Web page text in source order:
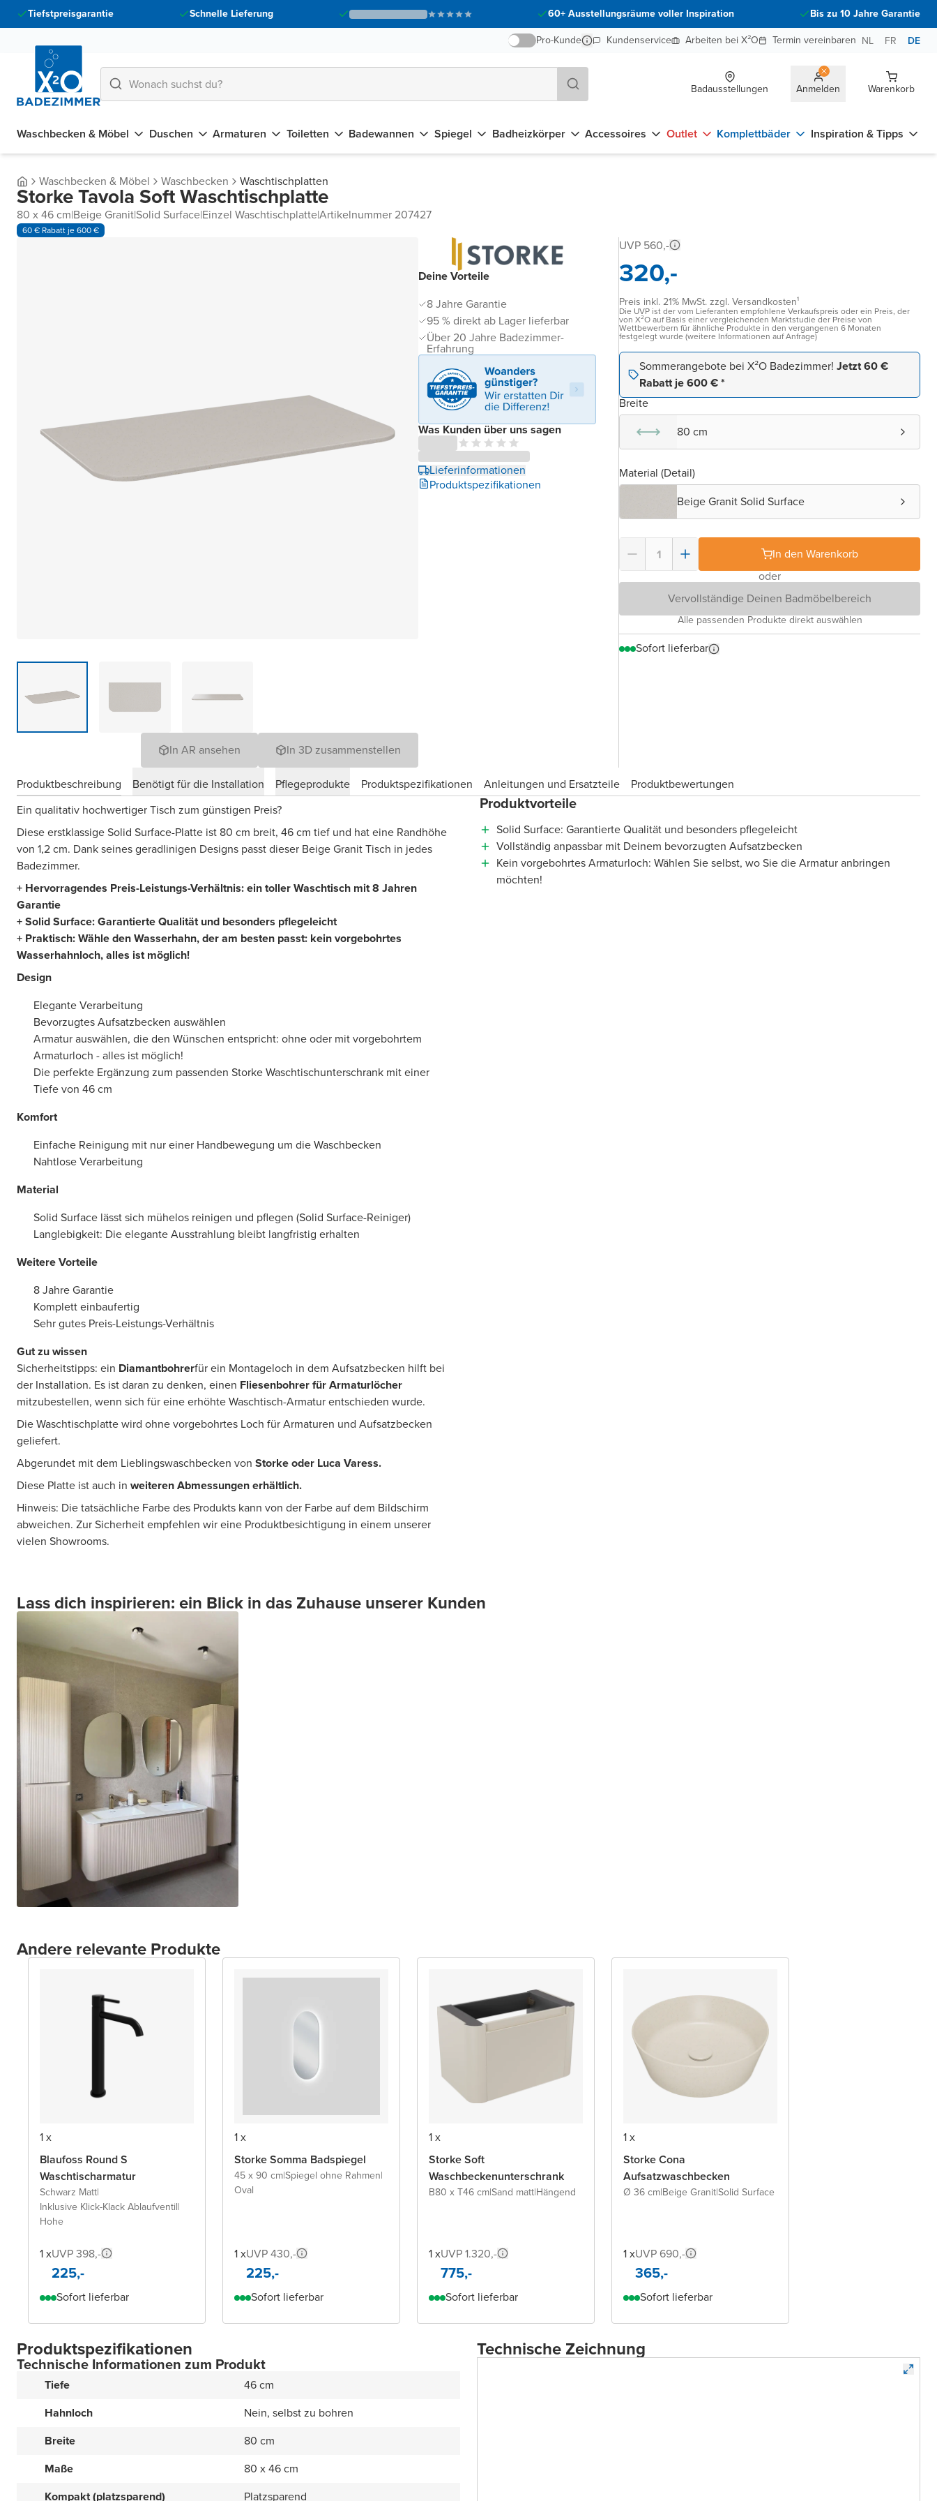
Tiefstpreisgarantie Schnelle Lieferung 60+ Ausstellungsräume voller Inspiration
Bis zu 10 Jahre Garantie
Pro-Kunde
Kundenservice Arbeiten bei X²O Termin vereinbaren NL FR DE
Badausstellungen Anmelden Warenkorb
Waschbecken & Möbel Duschen Armaturen Toiletten Badewannen Spiegel Badheizkörper Accessoires Outlet Komplettbäder Inspiration & Tipps
Waschbecken & Möbel Waschbecken Waschtischplatten
Storke Tavola Soft Waschtischplatte
80 x 46 cm|Beige Granit|Solid Surface|Einzel Waschtischplatte|Artikelnummer 207427
60 € Rabatt je 600 €
In AR ansehen In 3D zusammenstellen
Deine Vorteile
8 Jahre Garantie
95 % direkt ab Lager lieferbar
Über 20 Jahre Badezimmer-
Erfahrung
Was Kunden über uns sagen
Lieferinformationen
Produktspezifikationen
UVP 560,-
320,-
Preis inkl. 21% MwSt. zzgl. Versandkosten¹
Die UVP ist der vom Lieferanten empfohlene Verkaufspreis oder ein Preis, der
von X²O auf Basis einer vergleichenden Marktstudie der Preise von
Wettbewerbern für ähnliche Produkte in den vergangenen 6 Monaten
festgelegt wurde (weitere Informationen auf Anfrage)
Sommerangebote bei X²O Badezimmer! Jetzt 60 €
Rabatt je 600 € *
Breite
80 cm
Material (Detail)
Beige Granit Solid Surface
In den Warenkorb
oder
Vervollständige Deinen Badmöbelbereich
Alle passenden Produkte direkt auswählen
Sofort lieferbar
Produktbeschreibung Benötigt für die Installation Pflegeprodukte Produktspezifikationen Anleitungen und Ersatzteile
Produktbewertungen
Ein qualitativ hochwertiger Tisch zum günstigen Preis?
Diese erstklassige Solid Surface-Platte ist 80 cm breit, 46 cm tief und hat eine Randhöhe
von 1,2 cm. Dank seines geradlinigen Designs passt dieser Beige Granit Tisch in jedes
Badezimmer.
+ Hervorragendes Preis-Leistungs-Verhältnis: ein toller Waschtisch mit 8 Jahren
Garantie
+ Solid Surface: Garantierte Qualität und besonders pflegeleicht
+ Praktisch: Wähle den Wasserhahn, der am besten passt: kein vorgebohrtes
Wasserhahnloch, alles ist möglich!
Design
Elegante Verarbeitung
Bevorzugtes Aufsatzbecken auswählen
Armatur auswählen, die den Wünschen entspricht: ohne oder mit vorgebohrtem
Armaturloch - alles ist möglich!
Die perfekte Ergänzung zum passenden Storke Waschtischunterschrank mit einer
Tiefe von 46 cm
Komfort
Einfache Reinigung mit nur einer Handbewegung um die Waschbecken
Nahtlose Verarbeitung
Material
Solid Surface lässt sich mühelos reinigen und pflegen (Solid Surface-Reiniger)
Langlebigkeit: Die elegante Ausstrahlung bleibt langfristig erhalten
Weitere Vorteile
8 Jahre Garantie
Komplett einbaufertig
Sehr gutes Preis-Leistungs-Verhältnis
Gut zu wissen
Sicherheitstipps: ein Diamantbohrerfür ein Montageloch in dem Aufsatzbecken hilft bei
der Installation. Es ist daran zu denken, einen Fliesenbohrer für Armaturlöcher
mitzubestellen, wenn sich für eine erhöhte Waschtisch-Armatur entschieden wurde.
Die Waschtischplatte wird ohne vorgebohrtes Loch für Armaturen und Aufsatzbecken
geliefert.
Abgerundet mit dem Lieblingswaschbecken von Storke oder Luca Varess.
Diese Platte ist auch in weiteren Abmessungen erhältlich.
Hinweis: Die tatsächliche Farbe des Produkts kann von der Farbe auf dem Bildschirm
abweichen. Zur Sicherheit empfehlen wir eine Produktbesichtigung in einem unserer
vielen Showrooms.
Produktvorteile
Solid Surface: Garantierte Qualität und besonders pflegeleicht
Vollständig anpassbar mit Deinem bevorzugten Aufsatzbecken
Kein vorgebohrtes Armaturloch: Wählen Sie selbst, wo Sie die Armatur anbringen
möchten!
Lass dich inspirieren: ein Blick in das Zuhause unserer Kunden
Andere relevante Produkte
1 x
Blaufoss Round S
Waschtischarmatur
Schwarz Matt|
Inklusive Klick-Klack Ablaufventil|
Hohe
1 xUVP 398,-
225,-
Sofort lieferbar
1 x
Storke Somma Badspiegel
45 x 90 cm|Spiegel ohne Rahmen|
Oval
1 xUVP 430,-
225,-
Sofort lieferbar
1 x
Storke Soft
Waschbeckenunterschrank
B80 x T46 cm|Sand matt|Hängend
1 xUVP 1.320,-
775,-
Sofort lieferbar
1 x
Storke Cona
Aufsatzwaschbecken
Ø 36 cm|Beige Granit|Solid Surface
1 xUVP 690,-
365,-
Sofort lieferbar
Produktspezifikationen
Technische Informationen zum Produkt
Tiefe
46 cm
Hahnloch
Nein, selbst zu bohren
Breite
80 cm
Maße
80 x 46 cm
Kompakt (platzsparend)
Platzsparend
Technische Zeichnung